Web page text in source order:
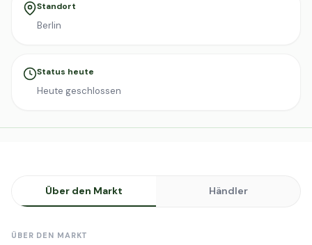
Standort
Berlin
Status heute
Heute geschlossen
Über den Markt Händler
ÜBER DEN MARKT